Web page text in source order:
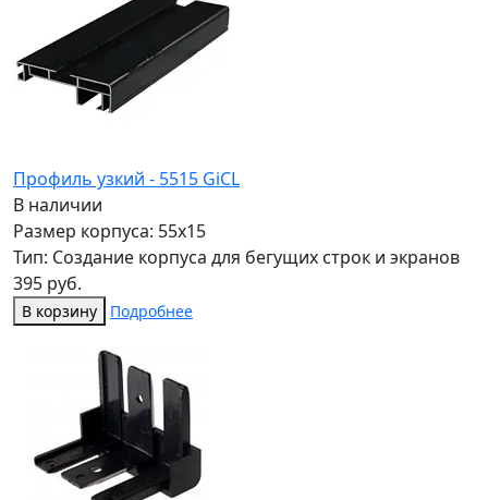
Профиль узкий - 5515 GiCL
В наличии
Размер корпуса: 55x15
Тип: Создание корпуса для бегущих строк и экранов
395 руб.
В корзину Подробнее